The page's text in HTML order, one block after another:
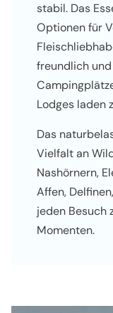
stabil. Das
Optionen für
freundlich
Lodges laden
Das
Vielfalt an
Nashörnern,
Affen,
jeden Besuch
Momenten.